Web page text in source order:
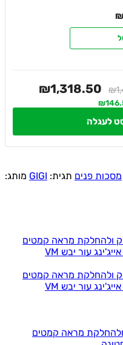
₪1,318.50
פנים תגית:GIGI מותג:
מראה קמטים